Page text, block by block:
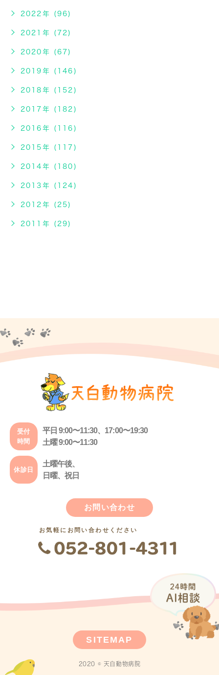
2022年 (96)
2021年 (72)
2020年 (67)
2019年 (146)
2018年 (152)
2017年 (182)
2016年 (116)
2015年 (117)
2014年 (180)
2013年 (124)
2012年 (25)
2011年 (29)
受付
時間
平日 9:00〜11:30、17:00〜19:30
土曜 9:00〜11:30
休診日
土曜午後、
日曜、祝日
お問い合わせ
お気軽にお問い合わせください
SITEMAP
2020 © 天白動物病院